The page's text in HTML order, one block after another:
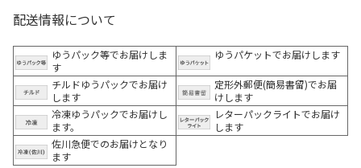
配送情報について
ゆうパック等でお届けしま
す
ゆうパケットでお届けします
チルドゆうパックでお届け
します
定形外郵便(簡易書留)でお届
けします
冷凍ゆうパックでお届けし
ます。
レターパックライトでお届け
します
佐川急便でのお届けとなり
ます